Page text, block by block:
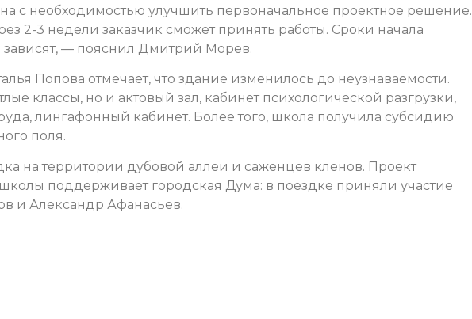
с необходимостью улучшить первоначальное проектное решение.
2-3 недели заказчик сможет принять работы. Сроки начала
зависят, — пояснил Дмитрий Морев.
Попова отмечает, что здание изменилось до неузнаваемости.
классы, но и актовый зал, кабинет психологической разгрузки,
лингафонный кабинет. Более того, школа получила субсидию
поля.
на территории дубовой аллеи и саженцев кленов. Проект
поддерживает городская Дума: в поездке приняли участие
и Александр Афанасьев.